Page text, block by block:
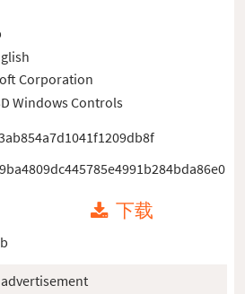
Corporation
Windows Controls
下载
advertisement